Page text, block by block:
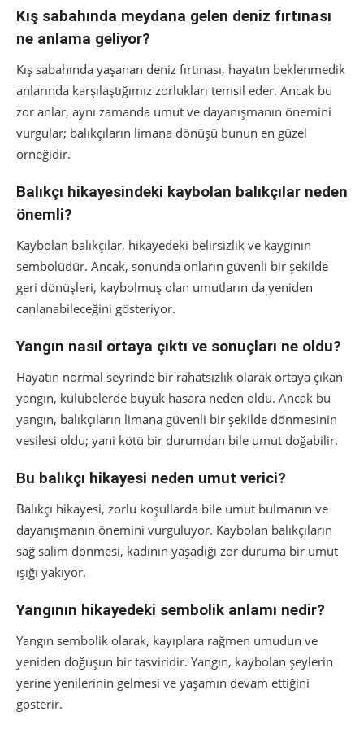
Kış sabahında meydana gelen deniz fırtınası
ne anlama geliyor?
Kış sabahında yaşanan deniz fırtınası, hayatın beklenmedik
anlarında karşılaştığımız zorlukları temsil eder. Ancak bu
zor anlar, aynı zamanda umut ve dayanışmanın önemini
vurgular; balıkçıların limana dönüşü bunun en güzel
örneğidir.
Balıkçı hikayesindeki kaybolan balıkçılar neden
önemli?
Kaybolan balıkçılar, hikayedeki belirsizlik ve kaygının
sembolüdür. Ancak, sonunda onların güvenli bir şekilde
geri dönüşleri, kaybolmuş olan umutların da yeniden
canlanabileceğini gösteriyor.
Yangın nasıl ortaya çıktı ve sonuçları ne oldu?
Hayatın normal seyrinde bir rahatsızlık olarak ortaya çıkan
yangın, kulübelerde büyük hasara neden oldu. Ancak bu
yangın, balıkçıların limana güvenli bir şekilde dönmesinin
vesilesi oldu; yani kötü bir durumdan bile umut doğabilir.
Bu balıkçı hikayesi neden umut verici?
Balıkçı hikayesi, zorlu koşullarda bile umut bulmanın ve
dayanışmanın önemini vurguluyor. Kaybolan balıkçıların
sağ salim dönmesi, kadının yaşadığı zor duruma bir umut
ışığı yakıyor.
Yangının hikayedeki sembolik anlamı nedir?
Yangın sembolik olarak, kayıplara rağmen umudun ve
yeniden doğuşun bir tasviridir. Yangın, kaybolan şeylerin
yerine yenilerinin gelmesi ve yaşamın devam ettiğini
gösterir.